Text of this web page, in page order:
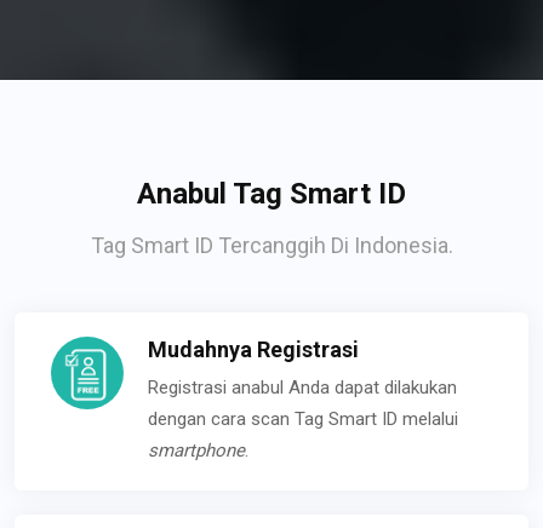
Anabul Tag Smart ID
Tag Smart ID Tercanggih Di Indonesia.
Mudahnya Registrasi
Registrasi anabul Anda dapat dilakukan
dengan cara scan Tag Smart ID melalui
smartphone.